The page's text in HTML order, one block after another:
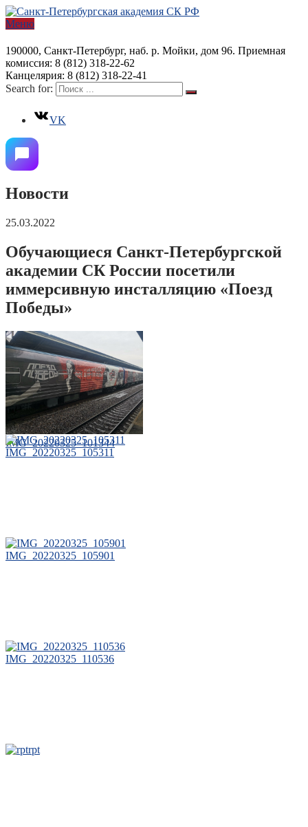
Меню
190000, Санкт-Петербург, наб. р. Мойки, дом 96. Приемная
комиссия: 8 (812) 318-22-62
Канцелярия: 8 (812) 318-22-41
Search for:
VK
Новости
25.03.2022
Обучающиеся Санкт-Петербургской
академии СК России посетили
иммерсивную инсталляцию «Поезд
Победы»
IMG_20220325_101344
IMG_20220325_105311
IMG_20220325_105901
IMG_20220325_110536
rpt